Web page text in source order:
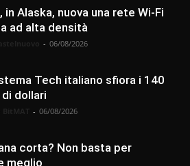
in Alaska, nuova una rete Wi-Fi
ad alta densità
- 06/08/2026
Tech italiano sfiora i 140
dollari
- 06/08/2026
corta? Non basta per
meglio